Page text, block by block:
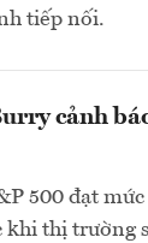
tiếp nối.
cảnh
500 đạt mức
khi thị trường